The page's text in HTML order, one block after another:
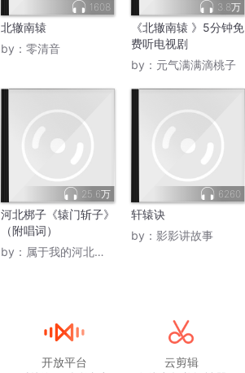
1608
北辙南辕
by： 零清音
3.8万
《北辙南辕 》5分钟免
费听电视剧
by： 元气满满滴桃子
25.6万
河北梆子《辕门斩子》
（附唱词）
by： 属于我的河北梆子
6260
轩辕诀
by： 影影讲故事
开放平台
云剪辑